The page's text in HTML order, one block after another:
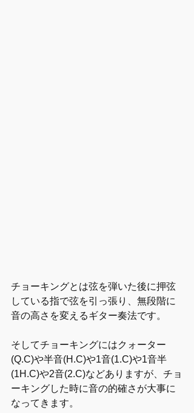
チョーキングとは弦を弾いた後に押弦
している指で弦を引っ張り、無段階に
音の高さを変えるギター奏法です。
そしてチョーキングにはクォーター
(Q.C)や半音(H.C)や1音(1.C)や1音半
(1H.C)や2音(2.C)などありますが、チョ
ーキングした時に音の的確さが大事に
なってきます。